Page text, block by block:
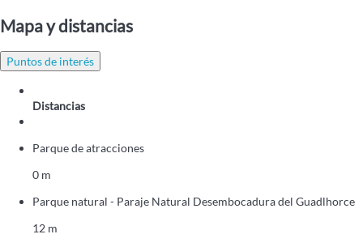
Mapa y distancias
Puntos de interés
Distancias
Parque de atracciones
0 m
Parque natural - Paraje Natural Desembocadura del Guadlhorce
12 m